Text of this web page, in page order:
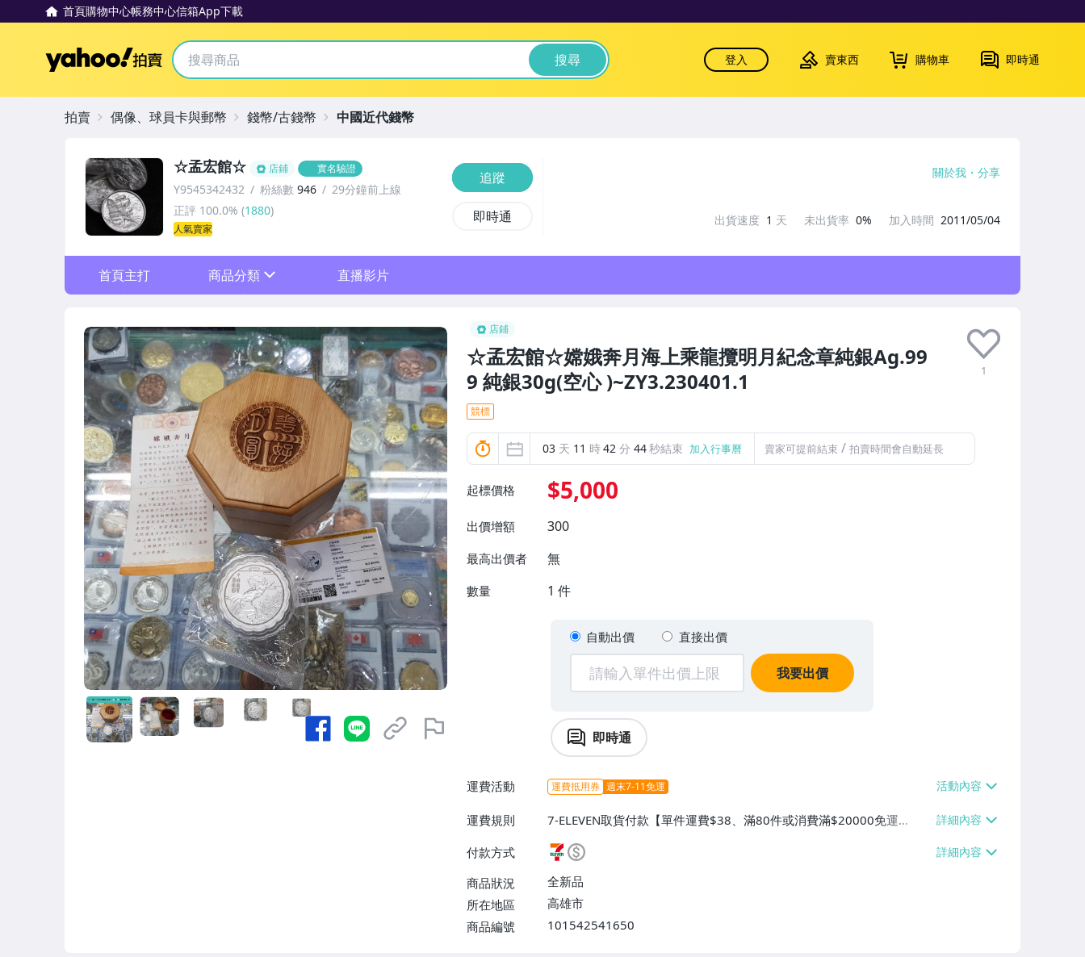
首頁購物中心帳務中心信箱App下載
Yahoo拍賣 搜尋 登入 賣東西 購物車 即時通
店鋪
☆孟宏館☆嫦娥奔月海上乘龍攬明月紀念章純銀Ag.99
9 純銀30g(空心 )~ZY3.230401.1
1
競標
03 天 11 時42 分 42秒結束 加入行事曆 賣家可提前結束 / 拍賣時間會自動延長
起標價格 $5,000
出價增額 300
最高出價者 無
數量 1 件
自動出價 直接出價
我要出價
即時通
運費活動 運費抵用券 週末7-11免運
運費規則
7-ELEVEN取貨付款【單件運費$38、滿80件或消費滿$20000免運
費】、面交/自取/不寄送【單件運費$40、滿80件或消費滿$20000免運
費】、郵局掛號【單件運費$40、滿80件或消費滿$20000免運費】
付款方式
商品狀況
全新品
所在地區
高雄市
商品編號
101542541650
☆孟宏館☆ 店鋪 實名驗證
Y9545342432 粉絲數 946
29分鐘前上線
正評 100.0% (1880)
人氣賣家
追蹤
即時通
關於我 分享
出貨速度 1 天 未出貨率 0% 加入時間 2011/05/04
首頁主打 商品分類
台灣原住民套幣
鑰匙圈
台幣/台灣紙鈔
中國銀幣
其它
直播影片
拍賣 偶像、球員卡與郵幣 錢幣/古錢幣 中國近代錢幣